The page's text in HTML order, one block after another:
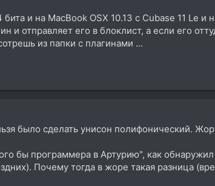
и на MacBook OSX 10.13 c Cubase 11 Le и
и отправляет его в блоклист, а если его
из папки с плагинами ...
было сделать унисон полифонический. Жор
бы программера в Артурию", как
Почему тогда в жоре такая разница